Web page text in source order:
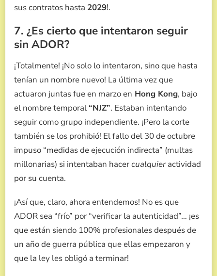
sus contratos hasta 2029!.
7. ¿Es cierto que intentaron seguir
sin ADOR?
¡Totalmente! ¡No solo lo intentaron, sino que hasta
tenían un nombre nuevo! La última vez que
actuaron juntas fue en marzo en Hong Kong, bajo
el nombre temporal “NJZ”. Estaban intentando
seguir como grupo independiente. ¡Pero la corte
también se los prohibió! El fallo del 30 de octubre
impuso “medidas de ejecución indirecta” (multas
millonarias) si intentaban hacercualquieractividad
por su cuenta.
¡Así que, claro, ahora entendemos! No es que
ADOR sea “frío” por “verificar la autenticidad”… ¡es
que están siendo 100% profesionales después de
un año de guerra pública que ellas empezaron y
que la ley les obligó a terminar!